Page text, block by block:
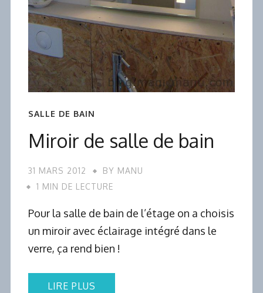
SALLE DE BAIN
Miroir de salle de bain
31 MARS 2012 BY MANU
1 MIN DE LECTURE
Pour la salle de bain de l’étage on a choisis
un miroir avec éclairage intégré dans le
verre, ça rend bien !
LIRE PLUS